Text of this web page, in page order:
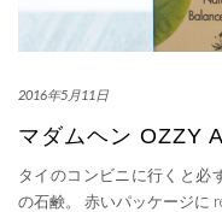
2016年5月11日
マダムヘン OZZY
タイのコンビニに行くと必
の石鹸。 赤いパッケージに